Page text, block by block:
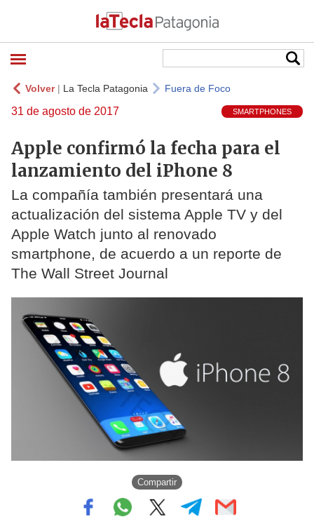
Volver| La Tecla Patagonia Fuera de Foco
31 de agosto de 2017 SMARTPHONES
Apple confirmó la fecha para el
lanzamiento del iPhone 8
La compañía también presentará una
actualización del sistema Apple TV y del
Apple Watch junto al renovado
smartphone, de acuerdo a un reporte de
The Wall Street Journal
Compartir